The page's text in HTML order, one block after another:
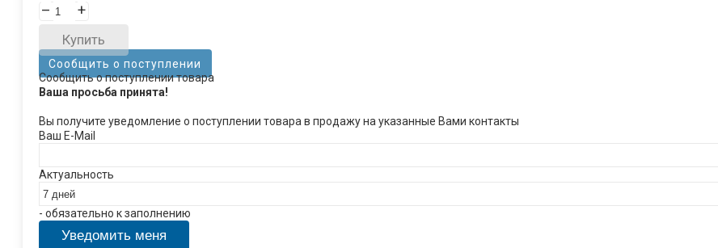
– +
Купить
Сообщить о поступлении
Сообщить о поступлении товара
Ваша просьба принята!
Вы получите уведомление о поступлении товара в продажу на указанные Вами контакты
Ваш E-Mail
Актуальность
- обязательно к заполнению